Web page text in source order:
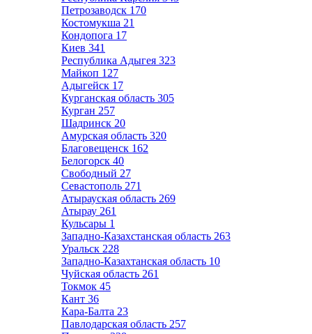
Петрозаводск 170
Костомукша 21
Кондопога 17
Киев 341
Республика Адыгея 323
Майкоп 127
Адыгейск 17
Курганская область 305
Курган 257
Шадринск 20
Амурская область 320
Благовещенск 162
Белогорск 40
Свободный 27
Севастополь 271
Атырауская область 269
Атырау 261
Кульсары 1
Западно-Казахстанская область 263
Уральск 228
Западно-Казахтанская область 10
Чуйская область 261
Токмок 45
Кант 36
Кара-Балта 23
Павлодарская область 257